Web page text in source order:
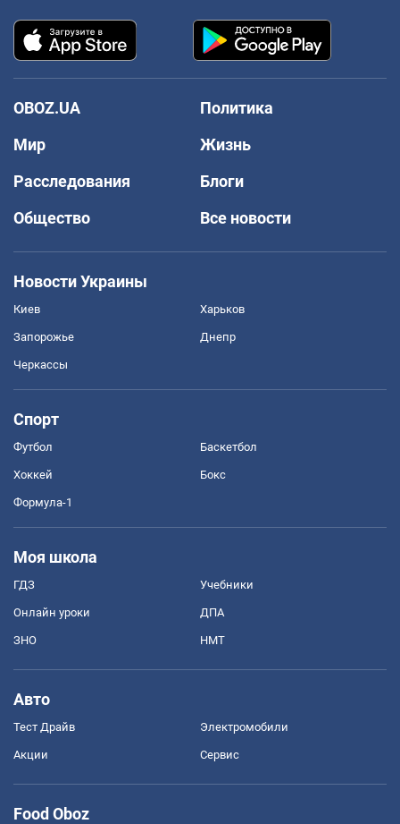
OBOZ.UA
Политика
Мир
Жизнь
Расследования
Блоги
Общество
Все новости
Новости Украины
Киев Харьков
Запорожье Днепр
Черкассы
Спорт
Футбол Баскетбол
Хоккей Бокс
Формула-1
Моя школа
ГДЗ Учебники
Онлайн уроки ДПА
ЗНО НМТ
Авто
Тест Драйв Электромобили
Акции Сервис
Food Oboz